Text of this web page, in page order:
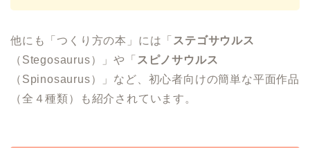
他にも「つくり方の本」には「 ステゴサウルス
（Stegosaurus）」や「 スピノサウルス
（Spinosaurus）」など、初心者向けの簡単な平面作品
（全４種類）も紹介されています。